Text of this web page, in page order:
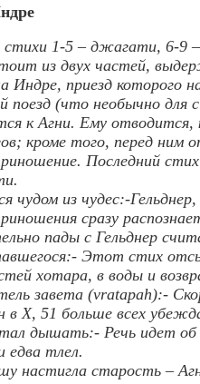
стихи 1-5 – джагати, 6-9
из двух частей,
Индре, приезд которого
поезд (что необычно
к Агни. Ему
кроме того, перед ним
Последний
чудом из чудес:-
сразу
пады c Гельднер
Этот стих
хотара, в воды и
завета (vratapah):-
в X, 51 больше всех
дышать:- Речь идет
едва тлел.
настигла старость –